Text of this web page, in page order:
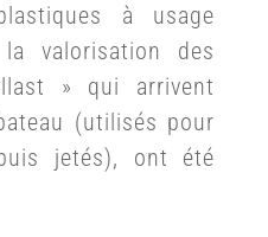
à usage
valorisation des
» qui arrivent
(utilisés pour
jetés), ont été